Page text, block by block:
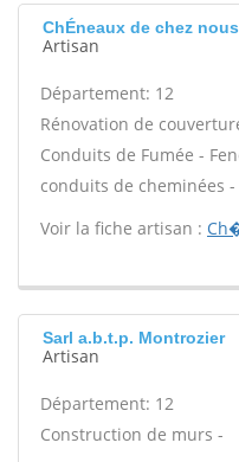
ChÉneaux de chez
Artisan
Département: 12
Rénovation de
Conduits de Fumée -
conduits de cheminées -
Voir la fiche artisan :
Sarl a.b.t.p. Montrozier
Artisan
Département: 12
Construction de murs -